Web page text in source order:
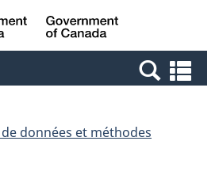
Passer
au
Passer
au
Passer
à
Canada
et
données et méthodes